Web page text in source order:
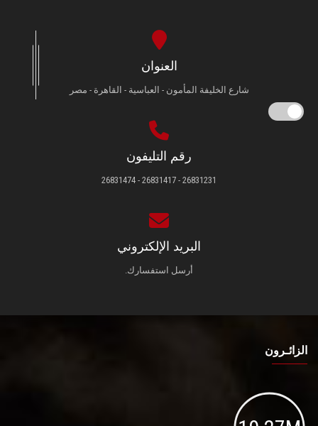
العنوان
شارع الخليفة المأمون - العباسية - القاهرة - مصر
رقم التليفون
26831231 - 26831417 - 26831474
البريد الإلكتروني
أرسل استفسارك.
الزائـرون